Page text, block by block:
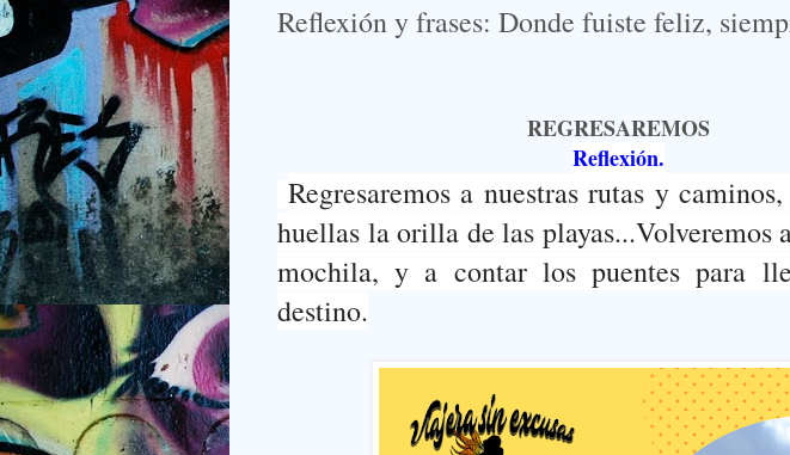
Reflexión y frases: Donde fuiste feliz,
REGRESAREMOS
Reflexión.
Regresaremos a nuestras rutas y
huellas la orilla de las playas...Volveremos
mochila, y a contar los puentes para
destino.